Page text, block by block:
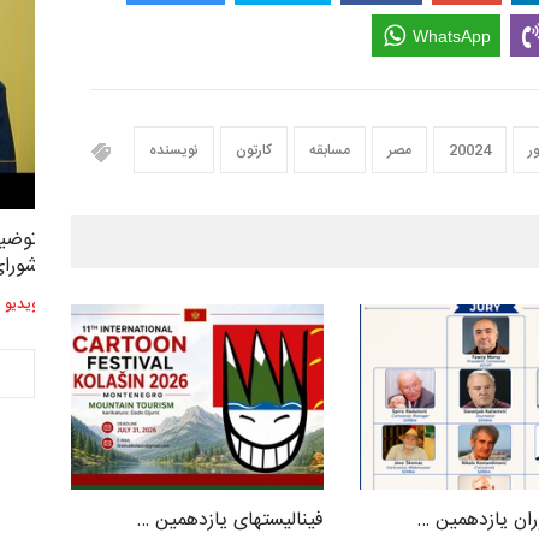
WhatsApp
نویسنده کارتون مسابقه مصر 20024
فینالیستهای یازدهمین … یازدهمین …
ویدیو ویدیو